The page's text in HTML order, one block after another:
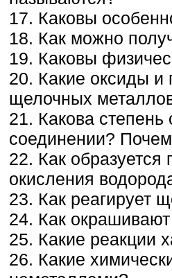
17. Каковы
18. Как можно
19. Каковы
20. Какие оксиды и
щелочных
21. Какова
соединении?
22. Как
окисления
23. Как реагирует
24. Как
25. Какие реакции
26. Какие